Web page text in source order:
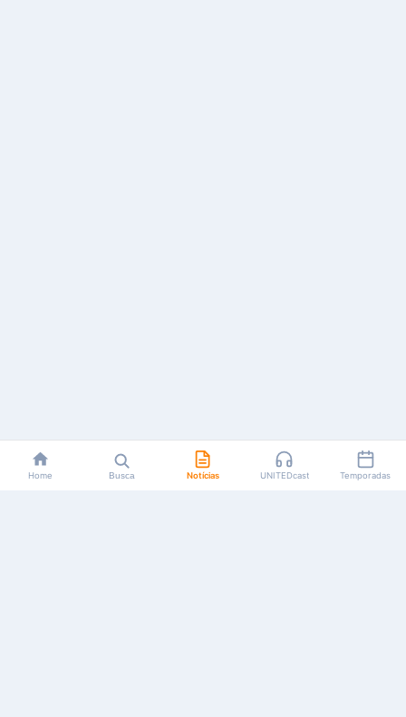
Home Busca Notícias UNITEDcast Temporadas